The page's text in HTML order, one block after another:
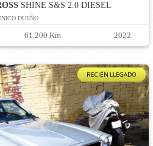
SHINE S&S 2.0 DIESEL
DUEÑO
61.200 Km 2022
RECIÉN LLEGADO